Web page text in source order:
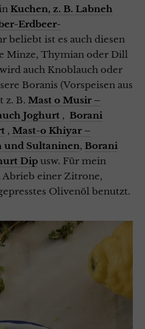
Kuchen, z. B. Labneh
Erdbeer-
beliebt ist es auch diesen
Minze, Thymian oder Dill
auch Knoblauch oder
Boranis (Vorspeisen aus
z. B. Mast o Musir –
Joghurt , Borani
, Mast-o Khiyar –
und Sultaninen, Borani
Dip usw. Für mein
Abrieb einer Zitrone,
Olivenöl benutzt.